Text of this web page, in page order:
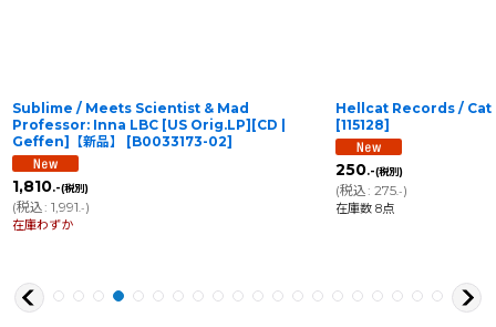
Sublime / Meets Scientist & Mad
Professor: Inna LBC [US Orig.LP][CD |
Geffen]【新品】
[B0033173-02]
1,810.-(税別)
(税込: 1,991 .-)
在庫わずか
Hellcat Records / Cat
[115128]
250.-(税別)
(税込: 275.-)
在庫数 8点